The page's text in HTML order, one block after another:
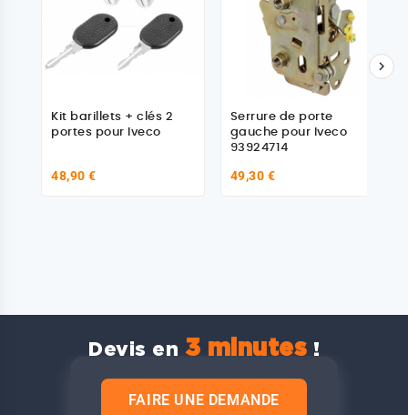
Kit barillets + clés 2
portes pour Iveco
48,90 €
Serrure de porte
gauche pour Iveco
93924714
49,30 €

Devis en 3 minutes !
FAIRE UNE DEMANDE